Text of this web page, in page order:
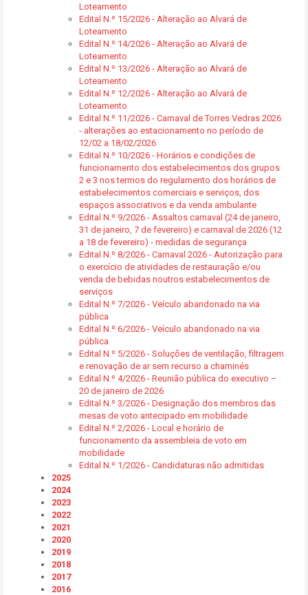
Loteamento
Edital N.º 15/2026 - Alteração ao Alvará de
Loteamento
Edital N.º 14/2026 - Alteração ao Alvará de
Loteamento
Edital N.º 13/2026 - Alteração ao Alvará de
Loteamento
Edital N.º 12/2026 - Alteração ao Alvará de
Loteamento
Edital N.º 11/2026 - Carnaval de Torres Vedras 2026
- alterações ao estacionamento no período de
12/02 a 18/02/2026
Edital N.º 10/2026 - Horários e condições de
funcionamento dos estabelecimentos dos grupos
2 e 3 nos termos do regulamento dos horários de
estabelecimentos comerciais e serviços, dos
espaços associativos e da venda ambulante
Edital N.º 9/2026 - Assaltos carnaval (24 de janeiro,
31 de janeiro, 7 de fevereiro) e carnaval de 2026 (12
a 18 de fevereiro) - medidas de segurança
Edital N.º 8/2026 - Carnaval 2026 - Autorização para
o exercício de atividades de restauração e/ou
venda de bebidas noutros estabelecimentos de
serviços
Edital N.º 7/2026 - Veículo abandonado na via
pública
Edital N.º 6/2026 - Veículo abandonado na via
pública
Edital N.º 5/2026 - Soluções de ventilação, filtragem
e renovação de ar sem recurso a chaminés
Edital N.º 4/2026 - Reunião pública do executivo –
20 de janeiro de 2026
Edital N.º 3/2026 - Designação dos membros das
mesas de voto antecipado em mobilidade
Edital N.º 2/2026 - Local e horário de
funcionamento da assembleia de voto em
mobilidade
Edital N.º 1/2026 - Candidaturas não admitidas
2025
2024
2023
2022
2021
2020
2019
2018
2017
2016